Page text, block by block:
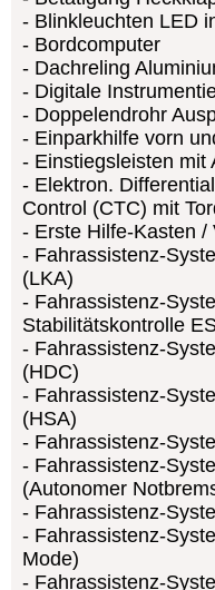
Blinkleuchten LED
Bordcomputer
Dachreling
Digitale
Doppelendrohr
Einparkhilfe vorn
Einstiegsleisten mit
Elektron.
Control (CTC) mit
Erste Hilfe-Kasten /
Fahrassistenz-
(LKA)
Fahrassistenz-
Stabilitätskontrolle
Fahrassistenz-
(HDC)
Fahrassistenz-
(HSA)
Fahrassistenz-
Fahrassistenz-
(Autonomer
Fahrassistenz-
Fahrassistenz-
Mode)
Fahrassistenz-